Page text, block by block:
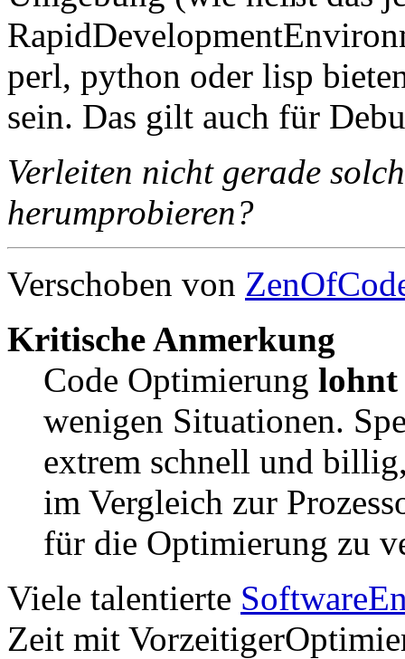
perl, python oder lisp
sein. Das gilt auch für
Verleiten nicht gerade
herumprobieren?
Verschoben von
Kritische Anmerkung
Code Optimierung lohnt
wenigen Situationen.
extrem schnell und
im Vergleich zur
für die Optimierung zu
Viele talentierte
Zeit mit